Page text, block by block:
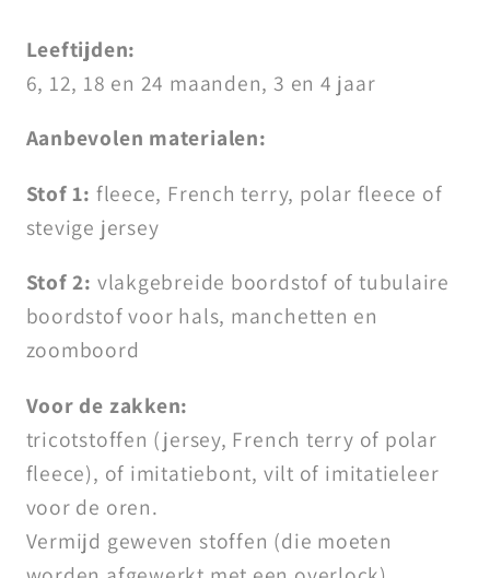
Leeftijden:
6, 12, 18 en 24 maanden, 3 en 4 jaar
Aanbevolen materialen:
Stof 1: fleece, French terry, polar fleece of
stevige jersey
Stof 2: vlakgebreide boordstof of tubulaire
boordstof voor hals, manchetten en
zoomboord
Voor de zakken:
tricotstoffen (jersey, French terry of polar
fleece), of imitatiebont, vilt of imitatieleer
voor de oren.
Vermijd geweven stoffen (die moeten